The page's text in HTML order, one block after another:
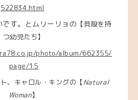
522834.html
す。とムリーリョの 【貝殻を持
つ幼児たち】
photo/album/662355/
page/15
、キャロル・ キングの【Natural
Woman】